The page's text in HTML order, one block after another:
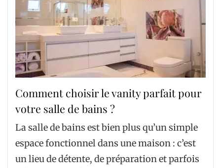
Comment choisir le vanity parfait pour
votre salle de bains ?
La salle de bains est bien plus qu’un simple
espace fonctionnel dans une maison : c’est
un lieu de détente, de préparation et parfois